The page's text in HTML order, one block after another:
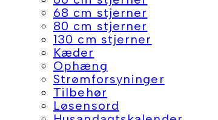
68 cm stjerner
80 cm stjerner
130 cm stjerner
Kæder
Ophæng
Strømforsyninger
Tilbehør
Løsensord